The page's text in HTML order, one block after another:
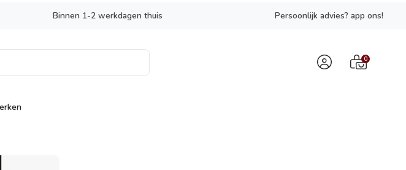
Binnen 1-2 werkdagen thuis Persoonlijk advies? app ons!
0